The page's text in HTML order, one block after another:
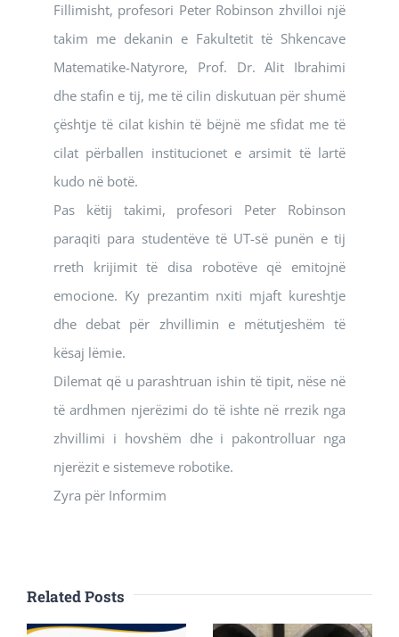
Fillimisht, profesori Peter Robinson zhvilloi një
takim me dekanin e Fakultetit të Shkencave
Matematike-Natyrore, Prof. Dr. Alit Ibrahimi
dhe stafin e tij, me të cilin diskutuan për shumë
çështje të cilat kishin të bëjnë me sfidat me të
cilat përballen institucionet e arsimit të lartë
kudo në botë.
Pas këtij takimi, profesori Peter Robinson
paraqiti para studentëve të UT-së punën e tij
rreth krijimit të disa robotëve që emitojnë
emocione. Ky prezantim nxiti mjaft kureshtje
dhe debat për zhvillimin e mëtutjeshëm të
kësaj lëmie.
Dilemat që u parashtruan ishin të tipit, nëse në
të ardhmen njerëzimi do të ishte në rrezik nga
zhvillimi i hovshëm dhe i pakontrolluar nga
njerëzit e sistemeve robotike.
Zyra për Informim
Related Posts